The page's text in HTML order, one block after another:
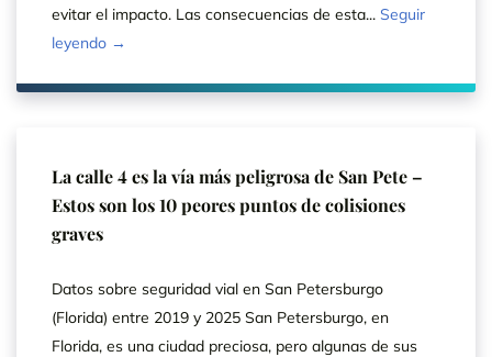
evitar el impacto. Las consecuencias de esta... Seguir
leyendo →
La calle 4 es la vía más peligrosa de San Pete –
Estos son los 10 peores puntos de colisiones
graves
Datos sobre seguridad vial en San Petersburgo
(Florida) entre 2019 y 2025 San Petersburgo, en
Florida, es una ciudad preciosa, pero algunas de sus